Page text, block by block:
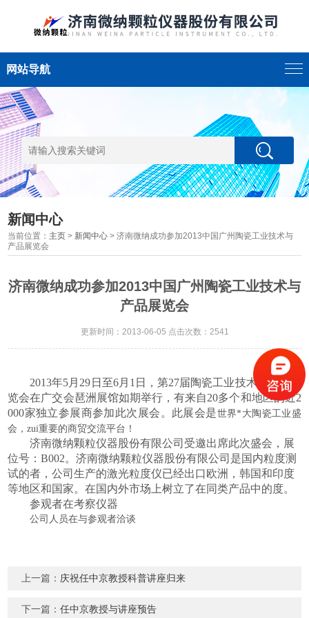
网站导航
新闻中心
当前位置： 主页 > 新闻中心 > 济南微纳成功参加2013中国广州陶瓷工业技术与
产品展览会
济南微纳成功参加2013中国广州陶瓷工业技术与
产品展览会
更新时间：2013-06-05 点击次数：2541
2013年5月 29 日至6月 1 日，第27届陶瓷工业技术与产品展
览会在广交会琶洲展馆如期举行，有来自20多个和地区的近2
000家独立参展商参加此次展会。 此展会是世界*大陶瓷工业盛
会，zui重要的商贸交流平台！
济南微纳颗粒仪器股份有限公司 受邀出席此次盛会，展
位号：B002。济南微纳颗粒仪器股份有限公司是国内粒度测
试的者，公司生产的激光粒度仪已经出口欧洲，韩国和印度
等地区和国家。在国内外市场上树立了在同类产品中的度。
参观者在考察仪器
公司人员在与参观者洽谈
上一篇： 庆祝任中京教授科普讲座归来
下一篇：任中京教授与讲座预告